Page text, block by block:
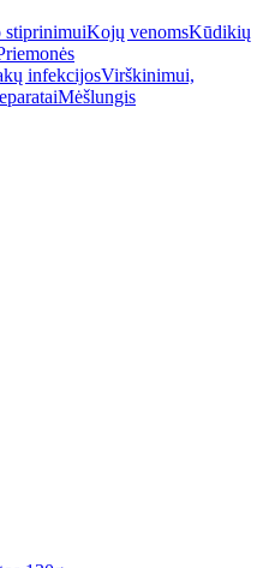
stiprinimuiKojų venomsKūdikių
infekcijosVirškinimui,
Mėšlungis